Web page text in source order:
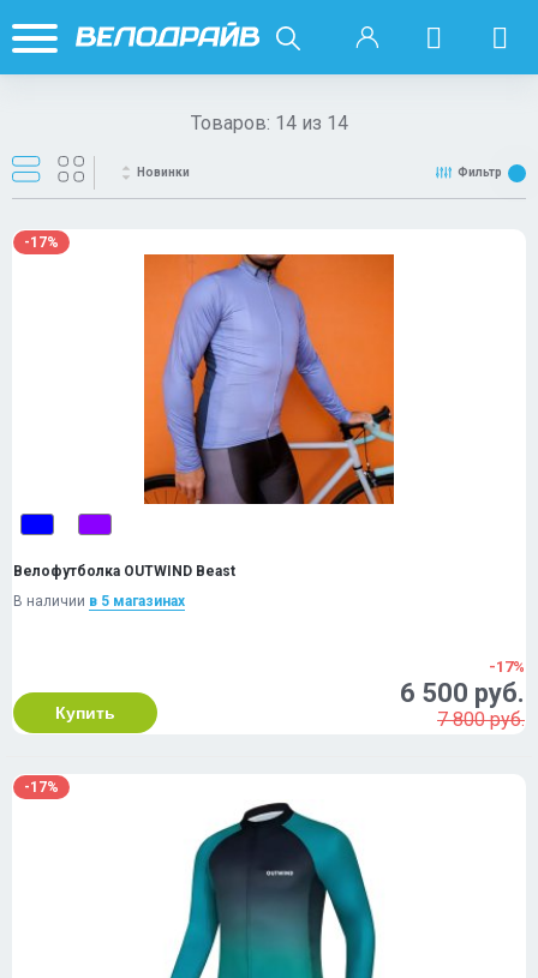
Товаров: 14из 14
Новинки Фильтр
-17%
Велофутболка OUTWIND Beast
В наличии в 5 магазинах
Купить
-17%
6 500 руб.
7 800 руб.
-17%